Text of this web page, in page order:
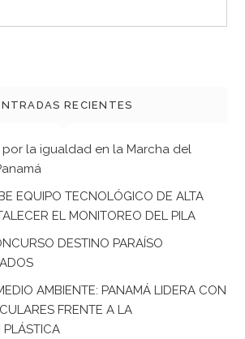
RECIENTES
por la igualdad en la Marcha del
EQUIPO TECNOLÓGICO DE ALTA
EL MONITOREO DEL PILA
DESTINO PARAÍSO
AMBIENTE: PANAMÁ LIDERA CON
FRENTE A LA